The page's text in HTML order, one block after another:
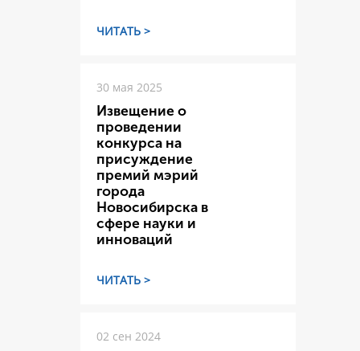
ЧИТАТЬ >
30 мая 2025
Извещение о
проведении
конкурса на
присуждение
премий мэрий
города
Новосибирска в
сфере науки и
инноваций
ЧИТАТЬ >
02 сен 2024